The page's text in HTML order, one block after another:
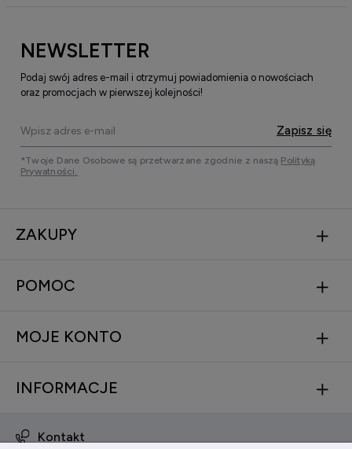
NEWSLETTER
Podaj swój adres e-mail i otrzymuj powiadomienia o nowościach
oraz promocjach w pierwszej kolejności!
Zapisz się
*Twoje Dane Osobowe są przetwarzane zgodnie z naszą Polityką
Prywatności.
ZAKUPY
POMOC
MOJE KONTO
INFORMACJE
Kontakt